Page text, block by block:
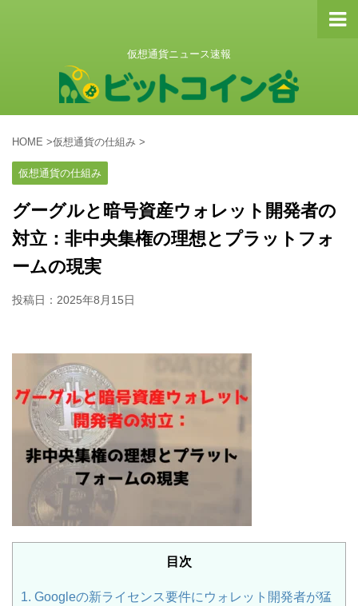
仮想通貨ニュース速報
HOME >仮想通貨の仕組み >
仮想通貨の仕組み
グーグルと暗号資産ウォレット開発者の
対立：非中央集権の理想とプラットフォ
ームの現実
投稿日： 2025年8月15日
目次
1. Googleの新ライセンス要件にウォレット開発者が猛